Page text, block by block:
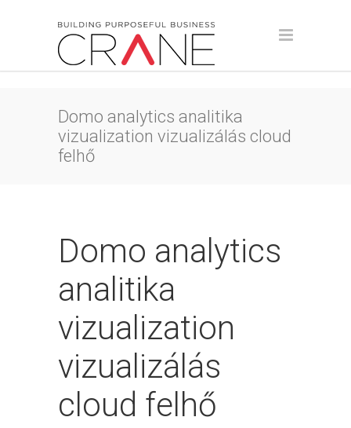
Domo analytics analitika
vizualization vizualizálás cloud
felhő
Domo analytics
analitika
vizualization
vizualizálás
cloud felhő